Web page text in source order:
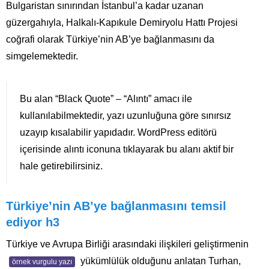
Bulgaristan sınırından İstanbul’a kadar uzanan
güzergahıyla, Halkalı-Kapıkule Demiryolu Hattı Projesi
coğrafi olarak Türkiye’nin AB’ye bağlanmasını da
simgelemektedir.
Bu alan “Black Quote” – “Alıntı” amacı ile
kullanılabilmektedir, yazı uzunluğuna göre sınırsız
uzayıp kısalabilir yapıdadır. WordPress editörü
içerisinde alıntı iconuna tıklayarak bu alanı aktif bir
hale getirebilirsiniz.
Türkiye’nin AB’ye bağlanmasını temsil
ediyor h3
Türkiye ve Avrupa Birliği arasındaki ilişkileri geliştirmenin
örnek vurgulu yazı
yükümlülük olduğunu anlatan Turhan,